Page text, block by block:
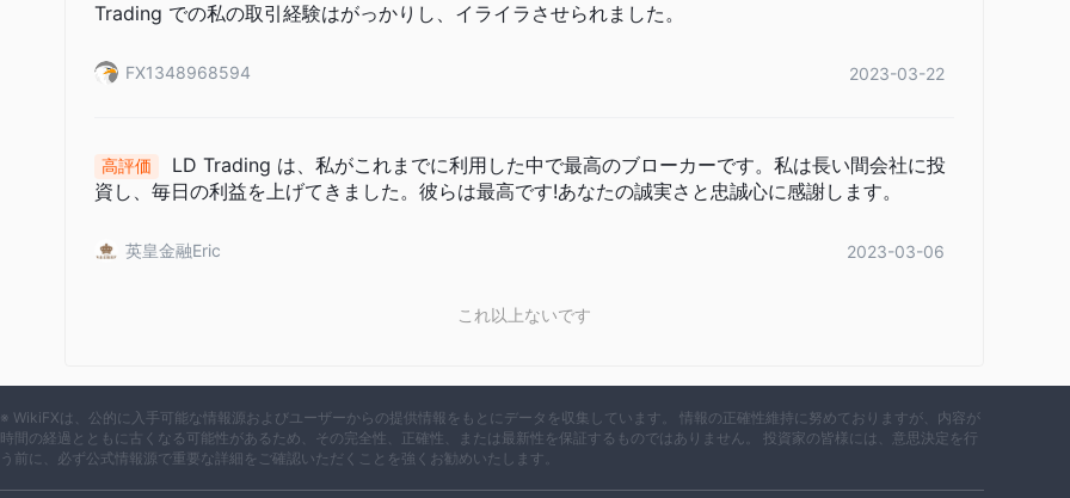
Trading での私の取引経験はがっかりし、イライラさせられました。
FX1348968594 2023-03-22
高評価
LD Trading は、私がこれまでに利用した中で最高のブローカーです。私は長い間会社に投
資し、毎日の利益を上げてきました。彼らは最高です!あなたの誠実さと忠誠心に感謝します。
英皇金融Eric 2023-03-06
これ以上ないです
※ WikiFXは、公的に入手可能な情報源およびユーザーからの提供情報をもとにデータを収集しています。 情報の正確性維持に努めておりますが、内容が
時間の経過とともに古くなる可能性があるため、その完全性、正確性、または最新性を保証するものではありません。 投資家の皆様には、意思決定を行
う前に、必ず公式情報源で重要な詳細をご確認いただくことを強くお勧めいたします。